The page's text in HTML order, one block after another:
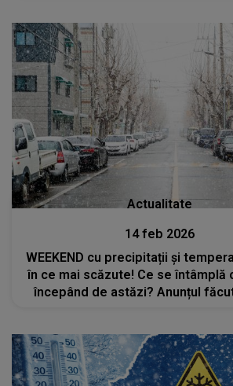
Actualitate
14 feb 2026
WEEKEND cu precipitații și
în ce mai scăzute! Ce se întâmplă
începând de astăzi? Anunțul